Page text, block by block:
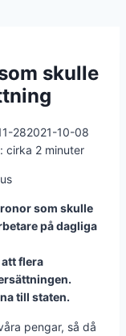
skulle
282021-10-08
cirka 2 minuter
som skulle
på dagliga
flera
till staten.
pengar, så då